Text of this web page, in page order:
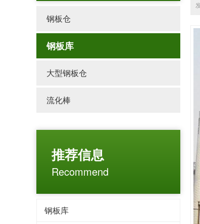
钢板仓
钢板库
大型钢板仓
流化棒
推荐信息
Recommend
钢板库